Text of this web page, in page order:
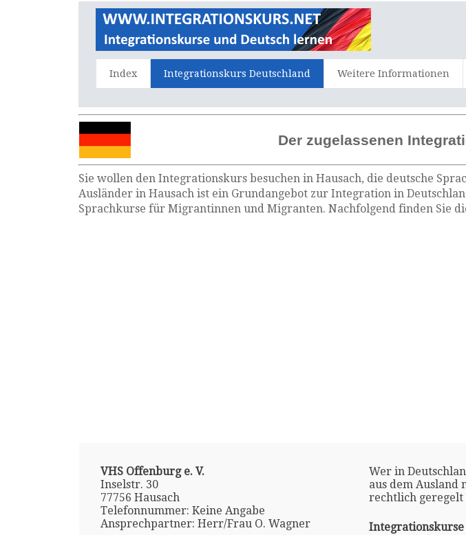
Index Integrationskurs Deutschland Weitere Informationen
Der zugelassenen
Sie wollen den Integrationskurs besuchen in Hausach, die deutsche
Ausländer in Hausach ist ein Grundangebot zur Integration in
Sprachkurse für Migrantinnen und Migranten. Nachfolgend finden Sie
VHS Offenburg e. V.
Inselstr. 30
77756 Hausach
Telefonnummer: Keine Angabe
Ansprechpartner: Herr/Frau O. Wagner
Wer in
aus dem Ausland
rechtlich